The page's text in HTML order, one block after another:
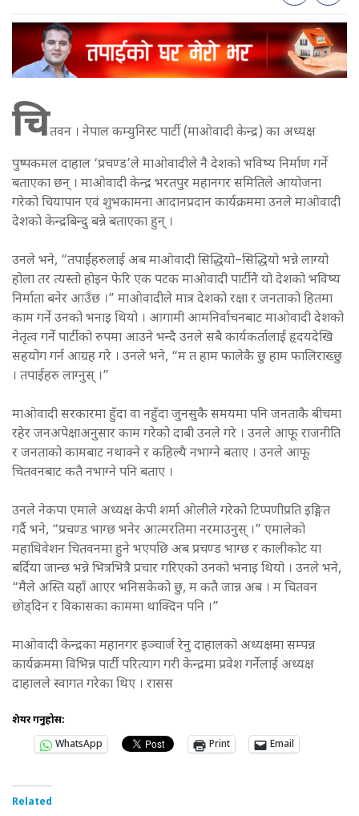
चितवन । नेपाल कम्युनिस्ट पार्टी (माओवादी केन्द्र) का अध्यक्ष
पुष्पकमल दाहाल ‘प्रचण्ड’ले माओवादीले नै देशको भविष्य निर्माण गर्ने
बताएका छन् । माओवादी केन्द्र भरतपुर महानगर समितिले आयोजना
गरेको चियापान एवं शुभकामना आदानप्रदान कार्यक्रममा उनले माओवादी
देशको केन्द्रबिन्दु बन्ने बताएका हुन् ।
उनले भने, “तपाईंहरुलाई अब माओवादी सिद्धियो–सिद्धियो भन्ने लाग्यो
होला तर त्यस्तो होइन फेरि एक पटक माओवादी पार्टीनै यो देशको भविष्य
निर्माता बनेर आउँछ ।” माओवादीले मात्र देशको रक्षा र जनताको हितमा
काम गर्ने उनको भनाइ थियो । आगामी आमनिर्वाचनबाट माओवादी देशको
नेतृत्व गर्ने पार्टीको रुपमा आउने भन्दै उनले सबै कार्यकर्तालाई हृदयदेखि
सहयोग गर्न आग्रह गरे । उनले भने, “म त हाम फालेकै छु हाम फालिराख्छु
। तपाईहरु लाग्नुस् ।”
माओवादी सरकारमा हुँदा वा नहुँदा जुनसुकै समयमा पनि जनताकै बीचमा
रहेर जनअपेक्षाअनुसार काम गरेको दाबी उनले गरे । उनले आफू राजनीति
र जनताको कामबाट नथाक्ने र कहिल्यै नभाग्ने बताए । उनले आफू
चितवनबाट कतै नभाग्ने पनि बताए ।
उनले नेकपा एमाले अध्यक्ष केपी शर्मा ओलीले गरेको टिप्पणीप्रति इङ्गित
गर्दै भने, “प्रचण्ड भाग्छ भनेर आत्मरतिमा नरमाउनुस् ।” एमालेको
महाधिवेशन चितवनमा हुने भएपछि अब प्रचण्ड भाग्छ र कालीकोट या
बर्दिया जान्छ भन्ने भित्रभित्रै प्रचार गरिएको उनको भनाइ थियो । उनले भने,
“मैले अस्ति यहाँ आएर भनिसकेको छु, म कतै जान्न अब । म चितवन
छोड्दिन र विकासका काममा थाक्दिन पनि ।”
माओवादी केन्द्रका महानगर इञ्चार्ज रेनु दाहालको अध्यक्षमा सम्पन्न
कार्यक्रममा विभिन्न पार्टी परित्याग गरी केन्द्रमा प्रवेश गर्नेलाई अध्यक्ष
दाहालले स्वागत गरेका थिए । रासस
शेयर गर्नुहोस:
WhatsApp
Print Email
Related